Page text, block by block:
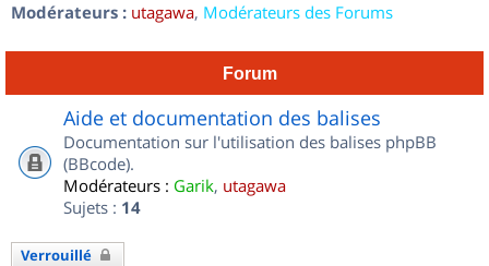
Modérateurs : utagawa, Modérateurs des Forums
Forum
Aide et documentation des balises
Documentation sur l'utilisation des balises phpBB
(BBcode).
Modérateurs : Garik, utagawa
Sujets : 14
Verrouillé